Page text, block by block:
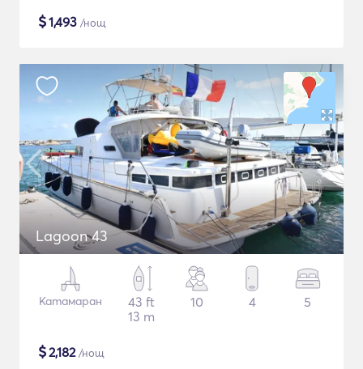
$1,493 /нощ
Lagoon 43
Катамаран
43 ft
13 m
10 4 5
$2,182/нощ